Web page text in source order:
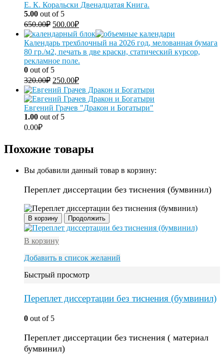
Е. К. Коральски Двенадцатая Книга.
5.00 out of 5
650.00₽ 500.00₽
Календарь трехблочный на 2026 год, мелованная бумага
80 гр./м2, печать в две краски, статический курсор,
рекламное поле.
0 out of 5
320.00₽ 250.00₽
Евгений Грачев "Дракон и Богатыри"
1.00 out of 5
0.00₽
Похожие товары
Вы добавили данный товар в корзину:
Переплет диссертации без тиснения (бумвинил)
В корзину Продолжить
В корзину
Добавить в список желаний
Быстрый просмотр
Переплет диссертации без тиснения (бумвинил)
0 out of 5
Переплет диссертации без тиснения ( материал
бумвинил)